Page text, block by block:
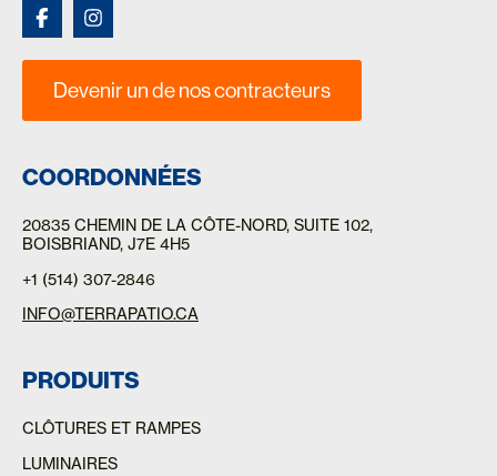
Devenir un de nos contracteurs
COORDONNÉES
20835 CHEMIN DE LA CÔTE-NORD, SUITE 102,
BOISBRIAND, J7E 4H5
+1 (514) 307-2846
INFO@TERRAPATIO.CA
PRODUITS
CLÔTURES ET RAMPES
LUMINAIRES